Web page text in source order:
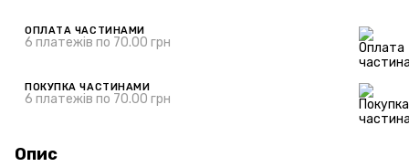
ОПЛАТА ЧАСТИНАМИ
6 платежів по 70.00 грн
ПОКУПКА ЧАСТИНАМИ
6 платежів по 70.00 грн
Опис